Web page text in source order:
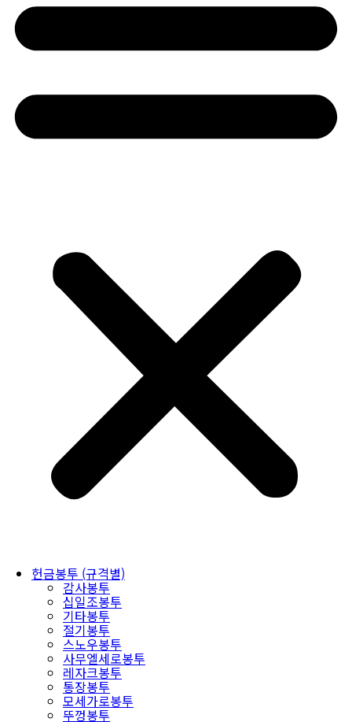
헌금봉투 (규격별)
감사봉투
십일조봉투
기타봉투
절기봉투
스노우봉투
사무엘세로봉투
레자크봉투
통장봉투
모세가로봉투
뚜껑봉투